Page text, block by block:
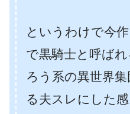
というわけで今
で黒騎士と呼ば
ろう系の異世界
る夫スレにした